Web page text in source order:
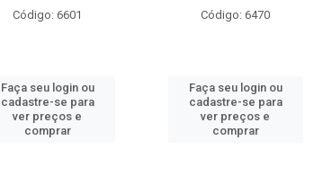
Código: 6601
Faça seu login ou
cadastre-se para
ver preços e
comprar
Código: 6470
Faça seu login ou
cadastre-se para
ver preços e
comprar